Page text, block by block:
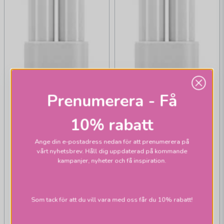
AIRAM AIRAM
Prenumerera - Få
10% rabatt
Ange din e-postadress nedan för att prenumerera på
vårt nyhetsbrev. Håll dig uppdaterad på kommande
kampanjer, nyheter och få inspiration.
Som tack för att du vill vara med oss får du 10% rabatt!